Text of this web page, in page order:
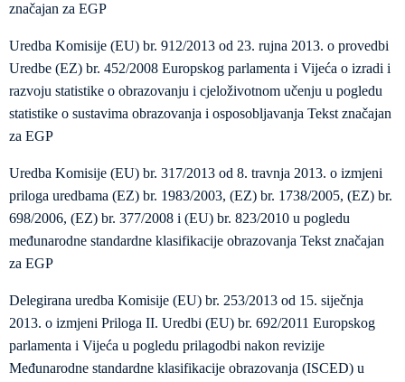
značajan za EGP
Uredba Komisije (EU) br. 912/2013 оd 23. rujna 2013. o provedbi
Uredbe (EZ) br. 452/2008 Europskog parlamenta i Vijeća o izradi i
razvoju statistike o obrazovanju i cjeloživotnom učenju u pogledu
statistike o sustavima obrazovanja i osposobljavanja Tekst značajan
za EGP
Uredba Komisije (EU) br. 317/2013 od 8. travnja 2013. o izmjeni
priloga uredbama (EZ) br. 1983/2003, (EZ) br. 1738/2005, (EZ) br.
698/2006, (EZ) br. 377/2008 i (EU) br. 823/2010 u pogledu
međunarodne standardne klasifikacije obrazovanja Tekst značajan
za EGP
Delegirana uredba Komisije (EU) br. 253/2013 od 15. siječnja
2013. o izmjeni Priloga II. Uredbi (EU) br. 692/2011 Europskog
parlamenta i Vijeća u pogledu prilagodbi nakon revizije
Međunarodne standardne klasifikacije obrazovanja (ISCED) u